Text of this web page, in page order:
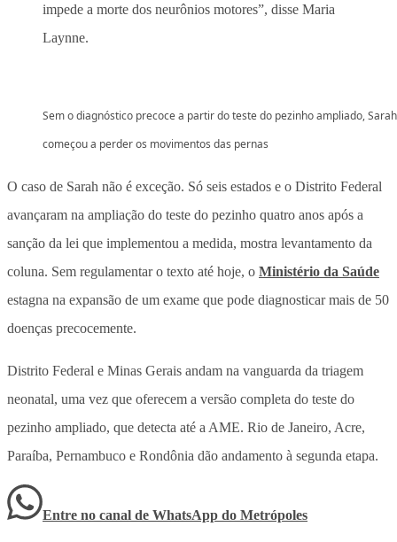
impede a morte dos neurônios motores”, disse Maria
Laynne.
Sem o diagnóstico precoce a partir do teste do pezinho ampliado, Sarah
começou a perder os movimentos das pernas
O caso de Sarah não é exceção. Só seis estados e o Distrito Federal
avançaram na ampliação do teste do pezinho quatro anos após a
sanção da lei que implementou a medida, mostra levantamento da
coluna. Sem regulamentar o texto até hoje, o Ministério da Saúde
estagna na expansão de um exame que pode diagnosticar mais de 50
doenças precocemente.
Distrito Federal e Minas Gerais andam na vanguarda da triagem
neonatal, uma vez que oferecem a versão completa do teste do
pezinho ampliado, que detecta até a AME. Rio de Janeiro, Acre,
Paraíba, Pernambuco e Rondônia dão andamento à segunda etapa.
Entre no canal de WhatsApp do Metrópoles